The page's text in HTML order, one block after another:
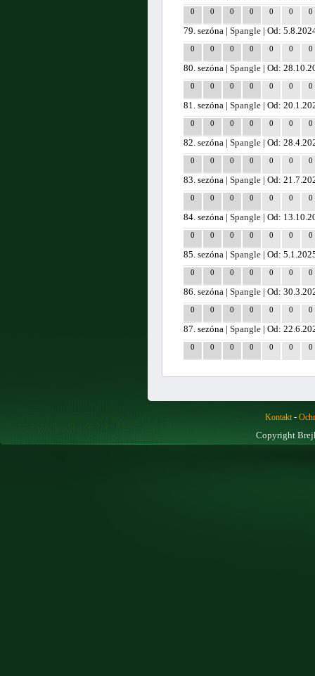
0 0 0 0 0 0 0
79. sezóna |Spangle | Od:
0 0 0 0 0 0 0
80. sezóna |Spangle | Od:
0 0 0 0 0 0 0
81. sezóna |Spangle | Od:
0 0 0 0 0 0 0
82. sezóna |Spangle | Od:
0 0 0 0 0 0 0
83. sezóna |Spangle | Od:
0 0 0 0 0 0 0
84. sezóna |Spangle | Od:
0 0 0 0 0 0 0
85. sezóna |Spangle | Od:
0 0 0 0 0 0 0
86. sezóna |Spangle | Od:
0 0 0 0 0 0 0
87. sezóna |Spangle | Od:
0 0 0 0 0 0 0
Kontakt-
Copyright